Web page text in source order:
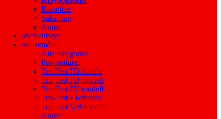
Rasp/fres
Saks/tang
Annet
Merkeutstyr
Melkemåler
Alle kategorier
Prøveuttaker
Tru-Test FD-kombi
Tru-Test FD-modell
Tru-Test FV-modell
Tru-Test HI-modell
Tru-Test WB-modell
Annet